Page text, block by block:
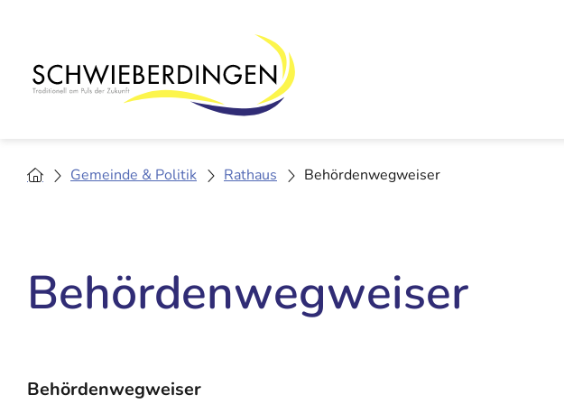
Gemeinde & Politik Rathaus Behördenwegweiser
Behördenwegweiser
Behördenwegweiser